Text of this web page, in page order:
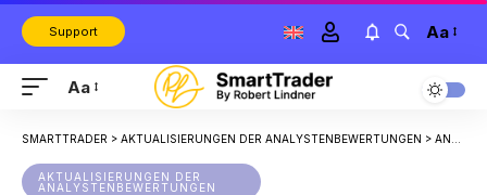
Support Aa
Aa
SMARTTRADER > AKTUALISIERUNGEN DER ANALYSTENBEWERTUNGEN > ANALYSTEN-UPDATES: APPLE
AKTUALISIERUNGEN DER
ANALYSTENBEWERTUNGEN